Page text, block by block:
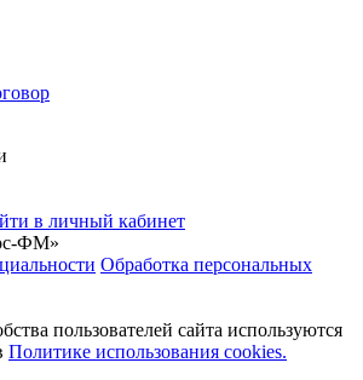
в личный кабинет
ФМ»
Обработка персональных
пользователей сайта используются
Политике использования cookies.